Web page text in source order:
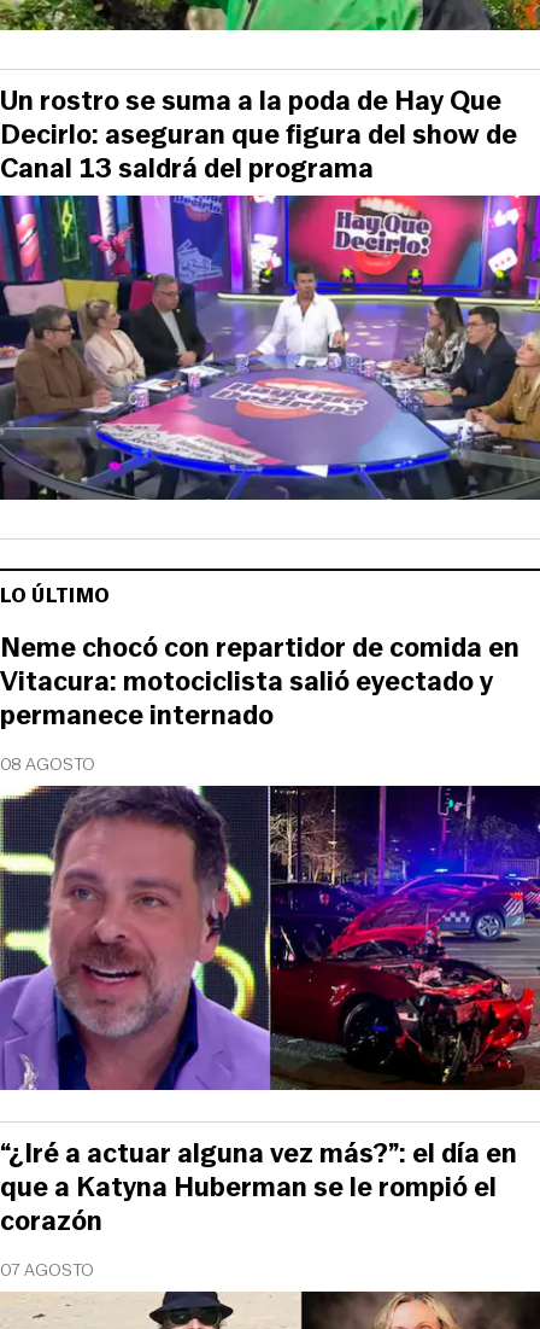
Un rostro se suma a la poda de Hay Que
Decirlo: aseguran que figura del show de
Canal 13 saldrá del programa
LO ÚLTIMO
08 AGOSTO
Neme chocó con repartidor de comida en
Vitacura: motociclista salió eyectado y
permanece internado
07 AGOSTO
“¿Iré a actuar alguna vez más?”: el día en
que a Katyna Huberman se le rompió el
corazón